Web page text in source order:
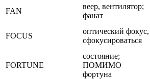
FAN
веер, вентилятор;
фанат
FOCUS
оптический фокус,
сфокусироваться
FORTUNE
состояние;
ПОМИМО
фортуна